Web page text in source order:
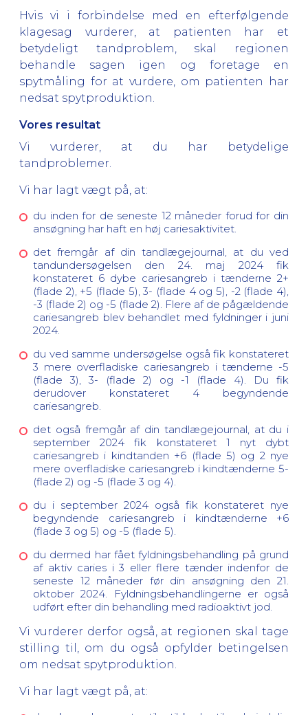
Hvis vi i forbindelse med en efterfølgende
klagesag vurderer, at patienten har et
betydeligt tandproblem, skal regionen
behandle sagen igen og foretage en
spytmåling for at vurdere, om patienten har
nedsat spytproduktion.
Vores resultat
Vi vurderer, at du har betydelige
tandproblemer.
Vi har lagt vægt på, at:
du inden for de seneste 12 måneder forud for din
ansøgning har haft en høj cariesaktivitet.
det fremgår af din tandlægejournal, at du ved
tandundersøgelsen den 24. maj 2024 fik
konstateret 6 dybe cariesangreb i tænderne 2+
(flade 2), +5 (flade 5), 3- (flade 4 og 5), -2 (flade 4),
-3 (flade 2) og -5 (flade 2). Flere af de pågældende
cariesangreb blev behandlet med fyldninger i juni
2024.
du ved samme undersøgelse også fik konstateret
3 mere overfladiske cariesangreb i tænderne -5
(flade 3), 3- (flade 2) og -1 (flade 4). Du fik
derudover konstateret 4 begyndende
cariesangreb.
det også fremgår af din tandlægejournal, at du i
september 2024 fik konstateret 1 nyt dybt
cariesangreb i kindtanden +6 (flade 5) og 2 nye
mere overfladiske cariesangreb i kindtænderne 5-
(flade 2) og -5 (flade 3 og 4).
du i september 2024 også fik konstateret nye
begyndende cariesangreb i kindtænderne +6
(flade 3 og 5) og -5 (flade 5).
du dermed har fået fyldningsbehandling på grund
af aktiv caries i 3 eller flere tænder indenfor de
seneste 12 måneder før din ansøgning den 21.
oktober 2024. Fyldningsbehandlingerne er også
udført efter din behandling med radioaktivt jod.
Vi vurderer derfor også, at regionen skal tage
stilling til, om du også opfylder betingelsen
om nedsat spytproduktion.
Vi har lagt vægt på, at: